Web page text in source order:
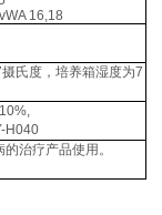
16,18
氏度，培养箱湿度为7
H040
治疗产品使用。